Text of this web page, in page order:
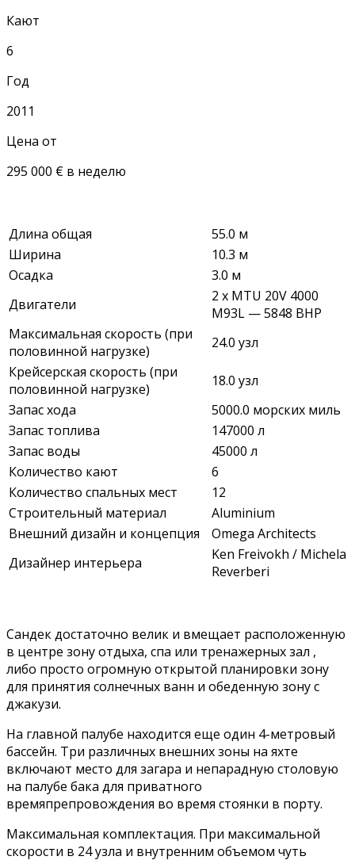
Кают
6
Год
2011
Цена от
295 000 € в неделю
Длина общая
55.0 м
Ширина
10.3 м
Осадка
3.0 м
Двигатели
2 x MTU 20V 4000
M93L — 5848 BHP
Максимальная скорость (при
половинной нагрузке)
24.0 узл
Крейсерская скорость (при
половинной нагрузке)
18.0 узл
Запас хода
5000.0 морских миль
Запас топлива
147000 л
Запас воды
45000 л
Количество кают
6
Количество спальных мест
12
Строительный материал
Aluminium
Внешний дизайн и концепция
Omega Architects
Дизайнер интерьера
Ken Freivokh / Michela
Reverberi
Сандек достаточно велик и вмещает расположенную
в центре зону отдыха, спа или тренажерных зал ,
либо просто огромную открытой планировки зону
для принятия солнечных ванн и обеденную зону с
джакузи.
На главной палубе находится еще один 4-метровый
бассейн. Три различных внешних зоны на яхте
включают место для загара и непарадную столовую
на палубе бака для приватного
времяпрепровождения во время стоянки в порту.
Максимальная комплектация. При максимальной
скорости в 24 узла и внутренним объемом чуть